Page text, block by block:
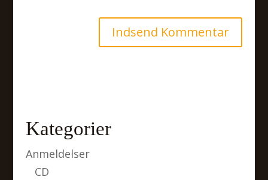
Kategorier
Anmeldelser
CD